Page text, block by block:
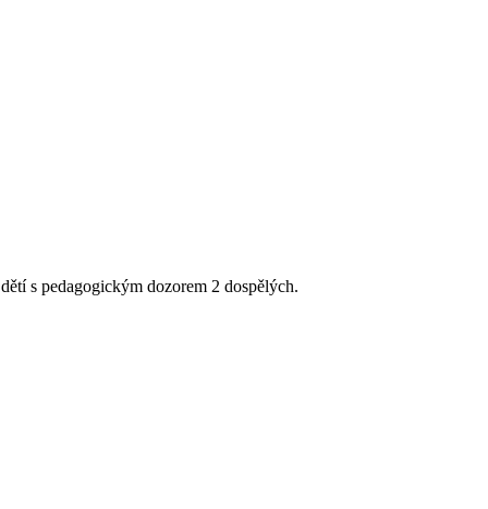
s pedagogickým dozorem 2 dospělých.